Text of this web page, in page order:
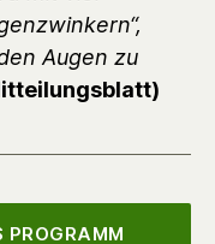
Augen zu
PROGRAMM